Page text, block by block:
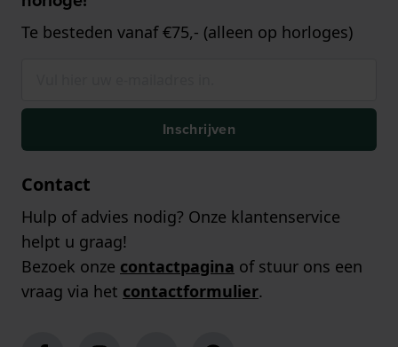
Te besteden vanaf €75,- (alleen op horloges)
Inschrijven
Contact
Hulp of advies nodig? Onze klantenservice
helpt u graag!
Bezoek onze contactpagina of stuur ons een
vraag via het contactformulier.